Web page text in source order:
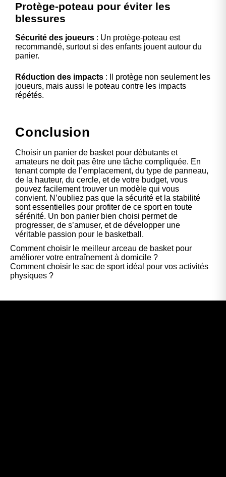
Protège-poteau pour éviter les
blessures
Sécurité des joueurs : Un protège-poteau est
recommandé, surtout si des enfants jouent autour du
panier.
Réduction des impacts : Il protège non seulement les
joueurs, mais aussi le poteau contre les impacts
répétés.
Conclusion
Choisir un panier de basket pour débutants et
amateurs ne doit pas être une tâche compliquée. En
tenant compte de l’emplacement, du type de panneau,
de la hauteur, du cercle, et de votre budget, vous
pouvez facilement trouver un modèle qui vous
convient. N’oubliez pas que la sécurité et la stabilité
sont essentielles pour profiter de ce sport en toute
sérénité. Un bon panier bien choisi permet de
progresser, de s’amuser, et de développer une
véritable passion pour le basketball.
Comment choisir le meilleur arceau de basket pour
améliorer votre entraînement à domicile ?
Comment choisir le sac de sport idéal pour vos activités
physiques ?